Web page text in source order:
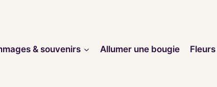
& souvenirs
Allumer une bougie